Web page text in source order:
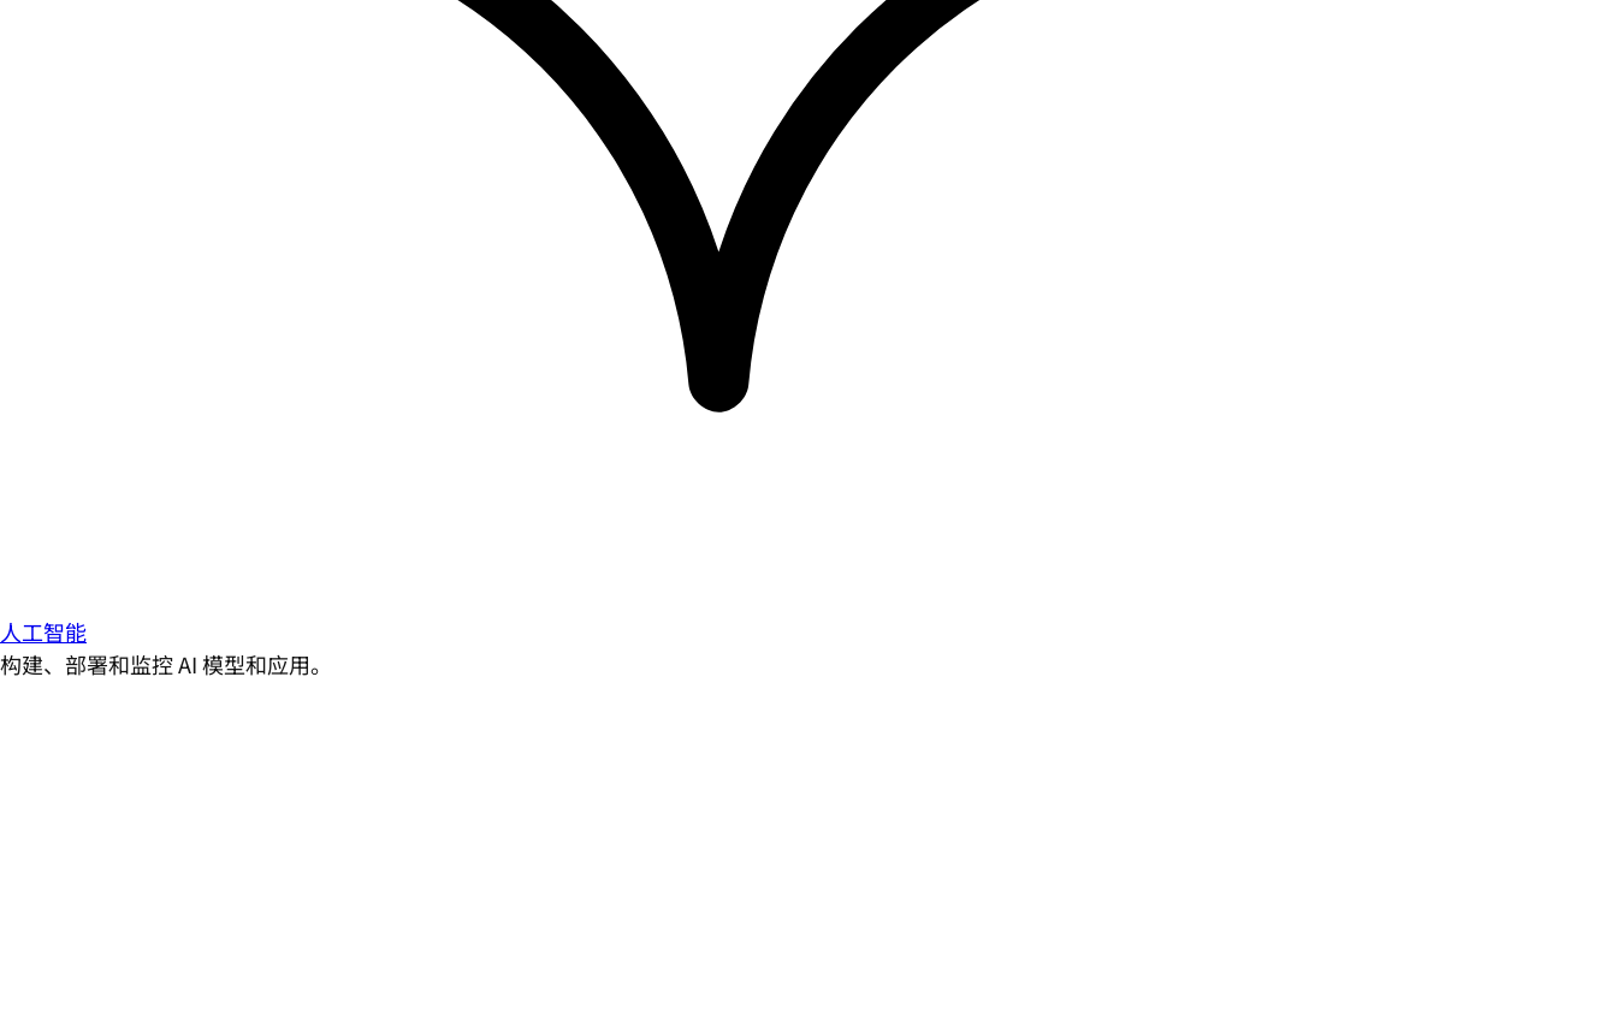
人工智能
构建、部署和监控 AI 模型和应用。